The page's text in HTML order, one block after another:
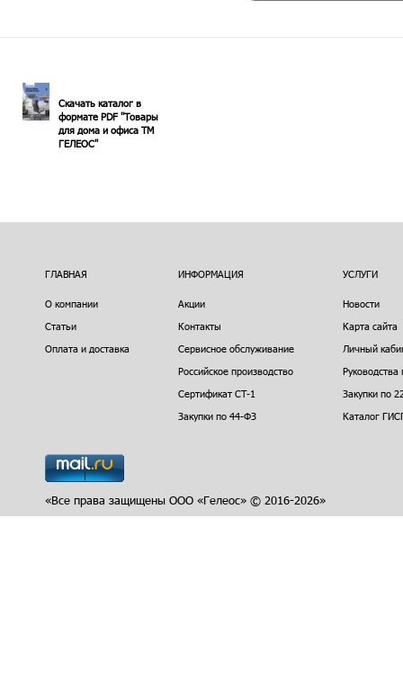
Скачать каталог в
формате PDF "Товары
для дома и офиса ТМ
ГЕЛЕОС"
ГЛАВНАЯ
О компании
Статьи
Оплата и доставка
ИНФОРМАЦИЯ
Акции
Контакты
Сервисное обслуживание
Российское производство
Сертификат СТ-1
Закупки по 44-ФЗ
УСЛУГИ
Новости
Карта сайта
Личный
Закупки по
Каталог
«Все права защищены ООО «Гелеос» © 2016-2026»